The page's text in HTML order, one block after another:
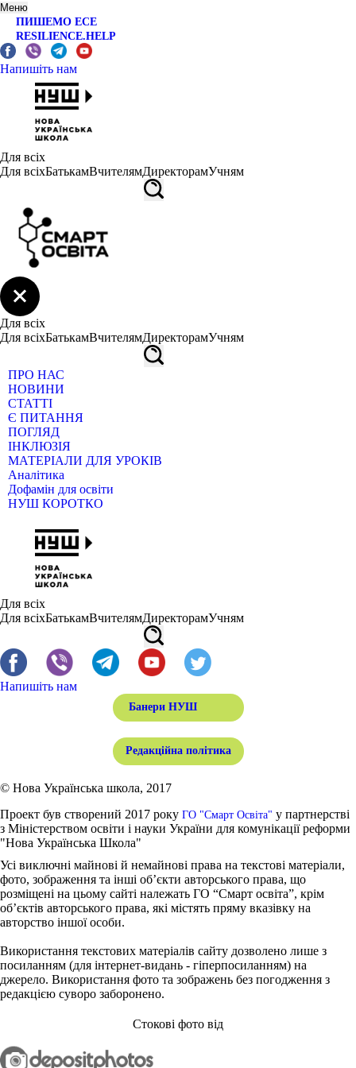
Меню
ПИШЕМО ЕСЕ
RESILIENCE.HELP
Напишіть нам
Для всіх
Для всіхБатькамВчителямДиректорамУчням
Для всіх
Для всіхБатькамВчителямДиректорамУчням
ПРО НАС
НОВИНИ
СТАТТІ
Є ПИТАННЯ
ПОГЛЯД
ІНКЛЮЗІЯ
МАТЕРІАЛИ ДЛЯ УРОКІВ
Аналітика
Дофамін для освіти
НУШ КОРОТКО
Для всіх
Для всіхБатькамВчителямДиректорамУчням
Напишіть нам
Банери НУШ
Редакційна політика
© Нова Українська школа, 2017
Проект був створений 2017 року ГО "Смарт Освіта" у партнерстві
з Міністерством освіти і науки України для комунікації реформи
"Нова Українська Школа"
Усі виключні майнові й немайнові права на текстові матеріали,
фото, зображення та інші об’єкти авторського права, що
розміщені на цьому сайті належать ГО “Смарт освіта”, крім
об’єктів авторського права, які містять пряму вказівку на
авторство іншої особи.
Використання текстових матеріалів сайту дозволено лише з
посиланням (для інтернет-видань - гіперпосиланням) на
джерело. Використання фото та зображень без погодження з
редакцією суворо заборонено.
Стокові фото від